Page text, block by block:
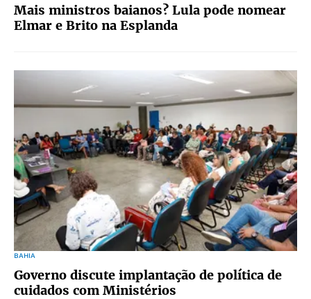
Mais ministros baianos? Lula pode nomear
Elmar e Brito na Esplanda
BAHIA
Governo discute implantação de política de
cuidados com Ministérios